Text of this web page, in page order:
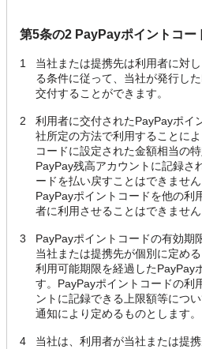
第5条の2 PayPayポイントコー
1
当社または提携先は利用者に対
る条件に従って、当社が発行し
交付することができます。
2
利用者に交付されたPayPayポイ
社所定の方法で利用することに
コードに設定された金額相当の
PayPay残高アカウントに記録さ
ードを払い戻すことはできません
PayPayポイントコードを他の利
者に利用させることはできません
3
PayPayポイントコードの有効期
当社または提携先が個別に定め
利用可能期限を経過したPayPay
す。PayPayポイントコードの利
ントに記録できる上限額等につ
通知により定めるものとします。
4
当社は、利用者が当社または提